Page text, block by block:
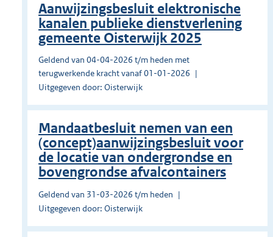
Aanwijzingsbesluit elektronische
kanalen publieke dienstverlening
gemeente Oisterwijk 2025
Geldend van 04-04-2026 t/m heden met
terugwerkende kracht vanaf 01-01-2026
Uitgegeven door: Oisterwijk
Mandaatbesluit nemen van een
(concept)aanwijzingsbesluit voor
de locatie van ondergrondse en
bovengrondse afvalcontainers
Geldend van 31-03-2026 t/m heden
Uitgegeven door: Oisterwijk